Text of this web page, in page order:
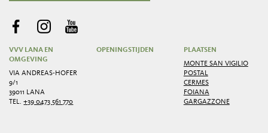
VVV LANA EN
OMGEVING
VIA ANDREAS-HOFER
9/1
39011 LANA
TEL.+39 0473 561 770
OPENINGSTIJDEN
PLAATSEN
MONTE SAN VIGILIO
POSTAL
CERMES
FOIANA
GARGAZZONE